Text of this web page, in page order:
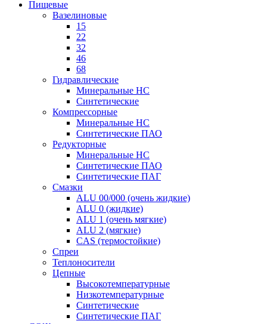
Пищевые
Вазелиновые
15
22
32
46
68
Гидравлические
Минеральные HC
Синтетические
Компрессорные
Минеральные HC
Синтетические ПАО
Редукторные
Минеральные HC
Синтетические ПАО
Синтетические ПАГ
Смазки
ALU 00/000 (очень жидкие)
ALU 0 (жидкие)
ALU 1 (очень мягкие)
ALU 2 (мягкие)
CAS (термостойкие)
Спреи
Теплоносители
Цепные
Высокотемпературные
Низкотемпературные
Синтетические
Синтетические ПАГ